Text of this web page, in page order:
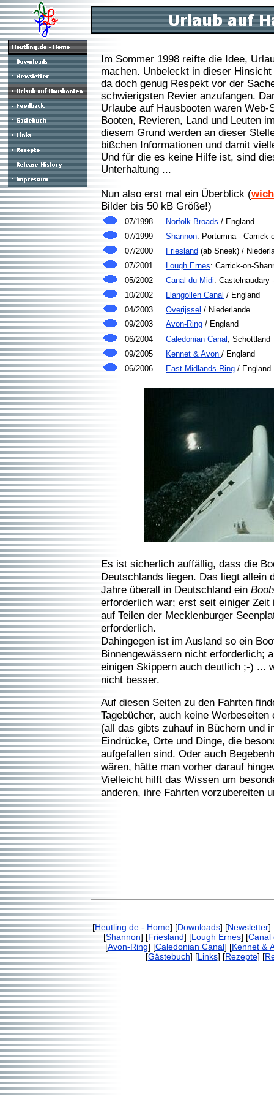
Im Sommer 1998 reifte die Idee,
machen. Unbeleckt in dieser
da doch genug Respekt vor der
schwierigsten Revier anzufangen.
Urlaube auf Hausbooten waren
Booten, Revieren, Land und Leuten
diesem Grund werden an dieser
bißchen Informationen und damit
Und für die es keine Hilfe ist, sind
Unterhaltung ...
Nun also erst mal ein Überblick (
Bilder bis 50 kB Größe!)
07/1998 Norfolk Broads / England
07/1999
Shannon: Portumna - Carrick-
07/2000
Friesland (ab Sneek) /
07/2001
Lough Ernes: Carrick-on-
05/2002
Canal du Midi: Castelnaudary
10/2002
Llangollen Canal / England
04/2003
Overijssel / Niederlande
09/2003
Avon-Ring / England
06/2004
Caledonian Canal , Schottland
09/2005
Kennet & Avon / England
06/2006
East-Midlands-Ring / England
Es ist sicherlich auffällig, dass die
Deutschlands liegen. Das liegt allein
Jahre überall in Deutschland ein
erforderlich war; erst seit einiger
auf Teilen der Mecklenburger
erforderlich.
Dahingegen ist im Ausland so ein
Binnengewässern nicht erforderlich;
einigen Skippern auch deutlich ;-) ...
nicht besser.
Auf diesen Seiten zu den Fahrten
Tagebücher, auch keine
(all das gibts zuhauf in Büchern und
Eindrücke, Orte und Dinge, die
aufgefallen sind. Oder auch
wären, hätte man vorher darauf
Vielleicht hilft das Wissen um
anderen, ihre Fahrten vorzubereiten
[Heutling.de - Home] [Downloads] [Newsletter]
[Shannon] [Friesland] [Lough Ernes] [Canal
[Avon-Ring] [Caledonian Canal] [Kennet &
[Gästebuch] [Links] [Rezepte] [